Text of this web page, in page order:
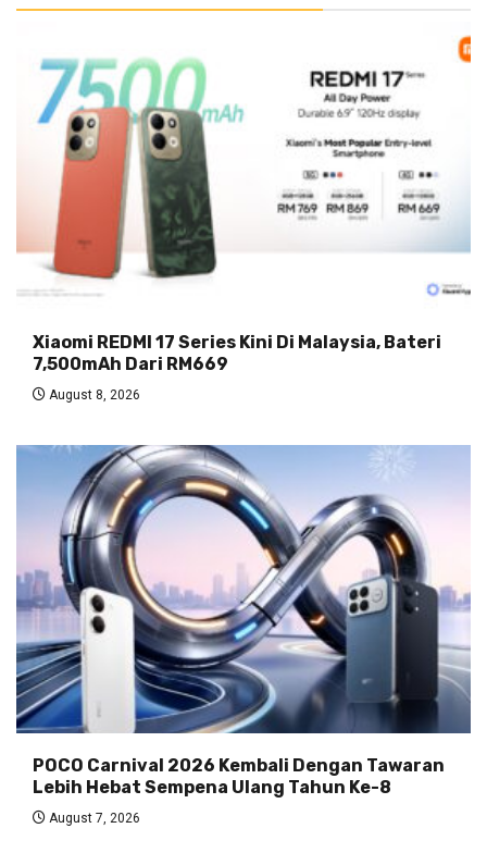
Xiaomi REDMI 17 Series Kini Di Malaysia, Bateri
7,500mAh Dari RM669
August 8, 2026
POCO Carnival 2026 Kembali Dengan Tawaran
Lebih Hebat Sempena Ulang Tahun Ke-8
August 7, 2026